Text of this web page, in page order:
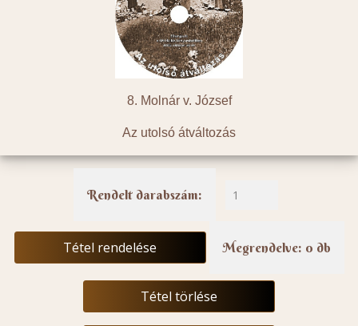
8. Molnár v. József
Az utolsó átváltozás
Rendelt darabszám:
Tétel rendelése Megrendelve: 0 db
Tétel törlése